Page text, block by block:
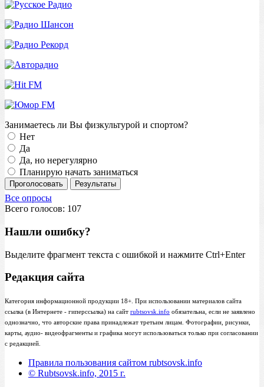
Занимаетесь ли Вы физкультурой и спортом?
Нет
Да
Да, но нерегулярно
Планирую начать заниматься
Проголосовать Результаты
Все опросы
Всего голосов: 107
Нашли ошибку?
Выделите фрагмент текста с ошибкой и нажмите Ctrl+Enter
Редакция сайта
Категория информационной продукции 18+. При использовании материалов сайта
ссылка (в Интернете - гиперссылка) на сайт rubtsovsk.info обязательна, если не заявлено
однозначно, что авторские права принадлежат третьим лицам. Фотографии, рисунки,
карты, аудио- видеофрагменты и графика могут использоваться только при согласовании
с редакцией.
Правила пользования сайтом rubtsovsk.info
© Rubtsovsk.info, 2015 г.